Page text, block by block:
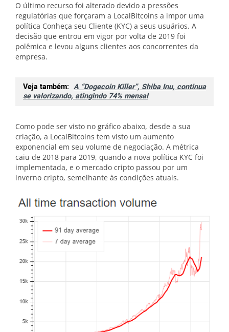
O último recurso foi alterado devido a pressões
regulatórias que forçaram a LocalBitcoins a impor uma
política Conheça seu Cliente (KYC) a seus usuários. A
decisão que entrou em vigor por volta de 2019 foi
polêmica e levou alguns clientes aos concorrentes da
empresa.
Veja também: A “Dogecoin Killer”, Shiba Inu, continua
se valorizando, atingindo 74% mensal
Como pode ser visto no gráfico abaixo, desde a sua
criação, a LocalBitcoins tem visto um aumento
exponencial em seu volume de negociação. A métrica
caiu de 2018 para 2019, quando a nova política KYC foi
implementada, e o mercado cripto passou por um
inverno cripto, semelhante às condições atuais.